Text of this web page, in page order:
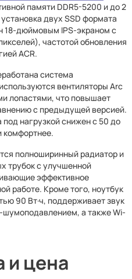
памяти DDR5-5200 и до 2
двух SSD формата
18-дюймовым IPS-экраном с
частотой обновления
ACR.
система
вентиляторы Arc
лопастями, что повышает
с предыдущей версией.
нагрузкой снижен с 50 до
комфортнее.
полноширинный радиатор и
трубок с улучшенной
эффективное
работе. Кроме того, ноутбук
90 Вт·ч, поддерживает звук
шумоподавлением, а также Wi-
и цена